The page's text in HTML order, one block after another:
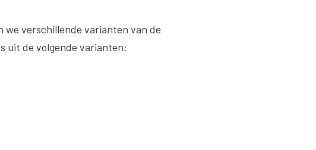
we verschillende varianten van de
uit de volgende varianten: